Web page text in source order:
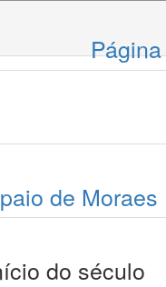
de Moraes
do século